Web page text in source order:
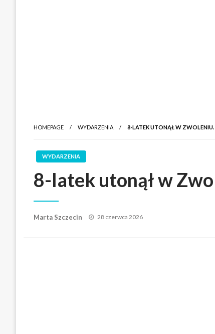
HOMEPAGE WYDARZENIA 8-LATEK UTONĄŁ W ZWOLENIU.
WYDARZENIA
8-latek utonął w
Marta Szczecin
Posted
28 czerwca 2026